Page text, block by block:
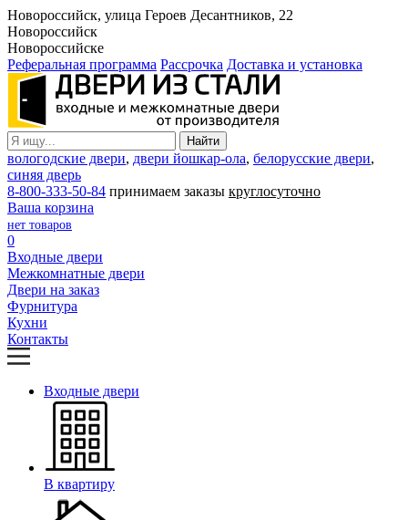
Новороссийск, улица Героев Десантников, 22
Новороссийск
Новороссийске
Реферальная программа Рассрочка Доставка и установка
вологодские двери, двери йошкар-ола, белорусские двери,
синяя дверь
8-800-333-50-84 принимаем заказы круглосуточно
Ваша корзина
нет товаров
0
Входные двери
Межкомнатные двери
Двери на заказ
Фурнитура
Кухни
Контакты
Входные двери
В квартиру